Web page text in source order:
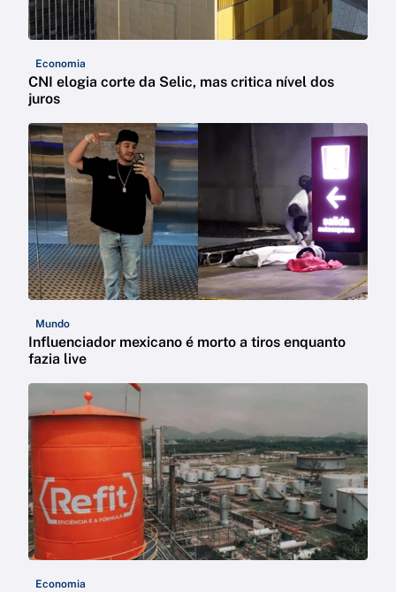
Economia
CNI elogia corte da Selic, mas critica nível dos
juros
Mundo
Influenciador mexicano é morto a tiros enquanto
fazia live
Economia